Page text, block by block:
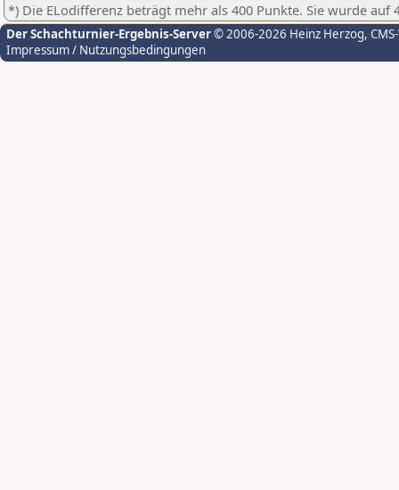
*) Die ELodifferenz beträgt mehr als 400 Punkte. Sie wurde auf
Der Schachturnier-Ergebnis-Server© 2006-2026 Heinz Herzog,
Impressum / Nutzungsbedingungen